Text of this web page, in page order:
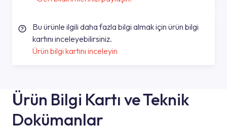
Bu ürünle ilgili daha fazla bilgi almak için ürün bilgi
kartını inceleyebilirsiniz.
Ürün bilgi kartını inceleyin
Ürün Bilgi Kartı ve Teknik
Dokümanlar